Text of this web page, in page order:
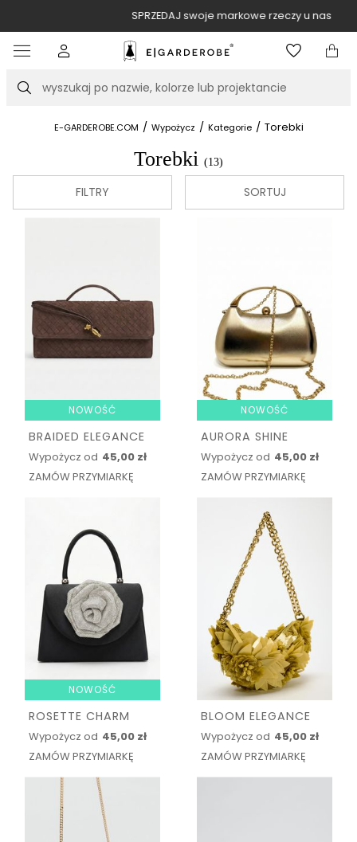
SPRZEDAJ swoje markowe rzeczy u nas
Szukaj
E-GARDEROBE.COM / Wypożycz / Kategorie / Torebki
Torebki (13)
FILTRY SORTUJ
NOWOŚĆ
BRAIDED ELEGANCE
Wypożycz od 45,00 zł
ZAMÓW PRZYMIARKĘ
NOWOŚĆ
AURORA SHINE
Wypożycz od 45,00 zł
ZAMÓW PRZYMIARKĘ
NOWOŚĆ
ROSETTE CHARM
Wypożycz od 45,00 zł
ZAMÓW PRZYMIARKĘ
BLOOM ELEGANCE
Wypożycz od 45,00 zł
ZAMÓW PRZYMIARKĘ